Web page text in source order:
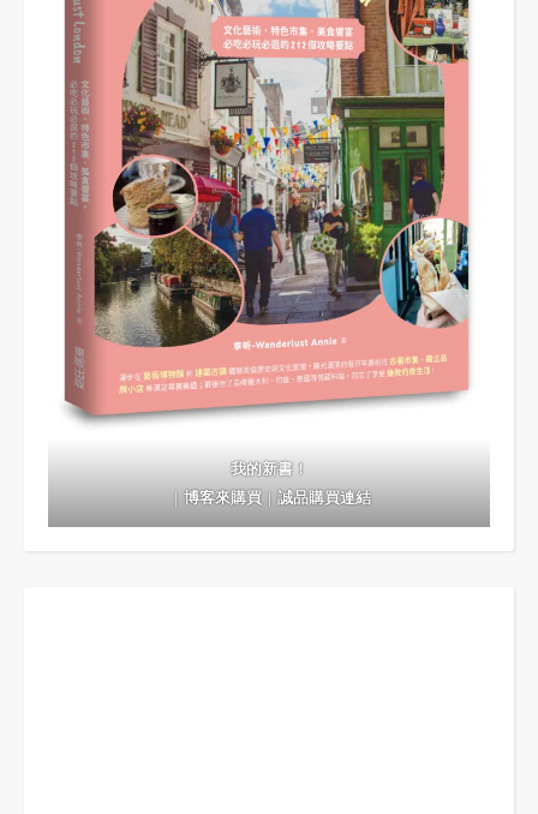
我的新書！
｜博客來購買｜誠品購買連結